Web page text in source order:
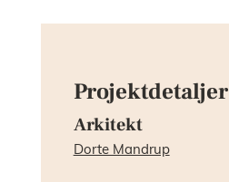
Projektdetaljer
Arkitekt
Dorte Mandrup